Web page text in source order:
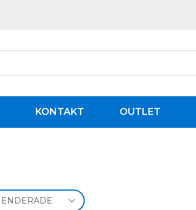
KONTAKT OUTLET